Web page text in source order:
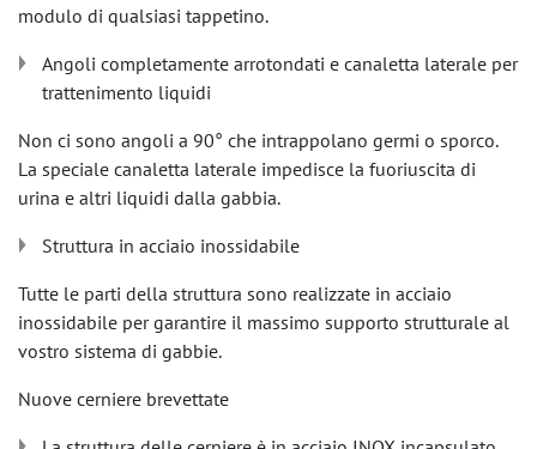
modulo di qualsiasi tappetino.
Angoli completamente arrotondati e canaletta laterale per
trattenimento liquidi
Non ci sono angoli a 90° che intrappolano germi o sporco.
La speciale canaletta laterale impedisce la fuoriuscita di
urina e altri liquidi dalla gabbia.
Struttura in acciaio inossidabile
Tutte le parti della struttura sono realizzate in acciaio
inossidabile per garantire il massimo supporto strutturale al
vostro sistema di gabbie.
Nuove cerniere brevettate